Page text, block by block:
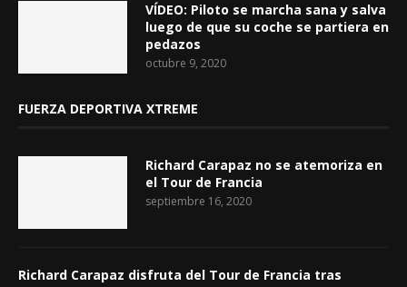
VÍDEO: Piloto se marcha sana y salva
luego de que su coche se partiera en
pedazos
octubre 9, 2020
FUERZA DEPORTIVA XTREME
Richard Carapaz no se atemoriza en
el Tour de Francia
septiembre 16, 2020
Richard Carapaz disfruta del Tour de Francia tras